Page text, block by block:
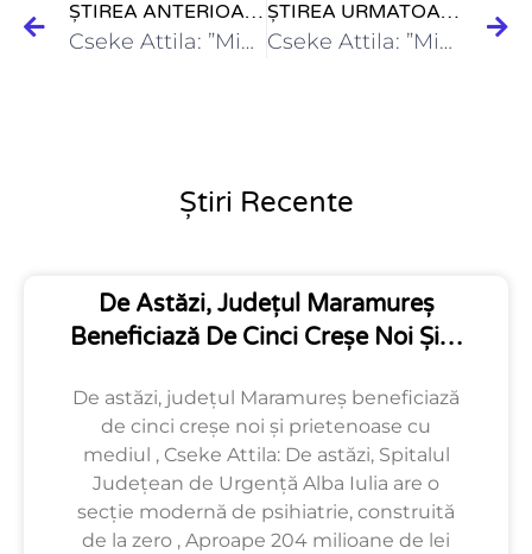
ȘTIREA ANTERIOARĂ
Cseke Attila: ”Ministerul Dezvoltării a creat peste 2.500 de noi…
ȘTIREA URMATOARE
Cseke Attila: ”Ministerul Dezvoltării a finalizat cea de-a doua creșă…
Știri Recente
De Astăzi, Județul Maramureș
Beneficiază De Cinci Creșe Noi Și…
De astăzi, județul Maramureș beneficiază
de cinci creșe noi și prietenoase cu
mediul , Cseke Attila: De astăzi, Spitalul
Județean de Urgență Alba Iulia are o
secție modernă de psihiatrie, construită
de la zero , Aproape 204 milioane de lei